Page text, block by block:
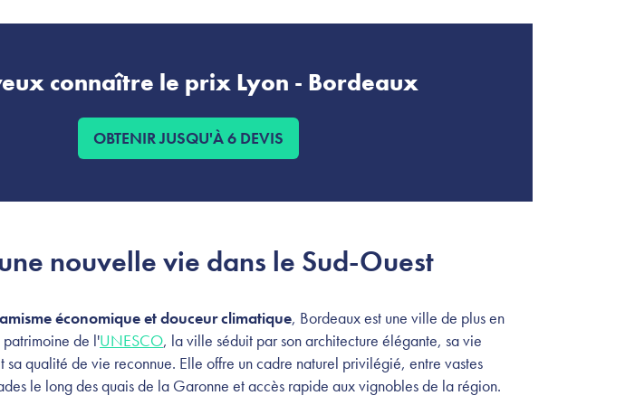
connaître le prix Lyon - Bordeaux
OBTENIR JUSQU'À 6 DEVIS
nouvelle vie dans le Sud-Ouest
économique et douceur climatique, Bordeaux est une ville de plus en
patrimoine de l'UNESCO, la ville séduit par son architecture élégante, sa vie
sa qualité de vie reconnue. Elle offre un cadre naturel privilégié, entre vastes
le long des quais de la Garonne et accès rapide aux vignobles de la région.